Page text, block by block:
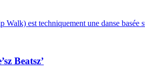
est techniquement une danse basée
Beatsz’